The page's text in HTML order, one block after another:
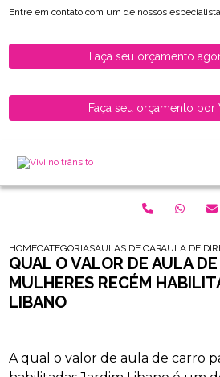
Entre em contato com um de nossos
Faça seu orçamento
Faça seu orçamento por
HOMECATEGORIASAULAS DE CARRO PARA
AULA DE
QUAL O VALOR DE AULA
MULHERES RECÉM
LIBANO
A qual o valor de aula de carro